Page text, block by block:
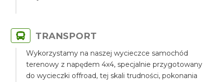
TRANSPORT
Wykorzystamy na naszej wycieczce samochód
terenowy z napędem 4x4, specjalnie przygotowany
do wycieczki offroad, tej skali trudności, pokonania